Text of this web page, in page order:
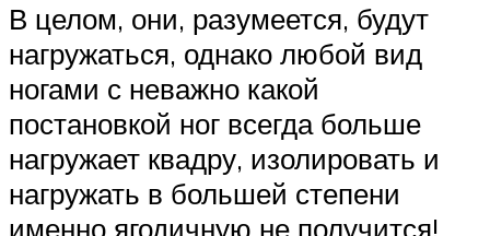
В целом, они, разумеется, будут
нагружаться, однако любой вид
ногами с неважно какой
постановкой ног всегда больше
нагружает квадру, изолировать и
нагружать в большей степени
именно ягодичную не получится!